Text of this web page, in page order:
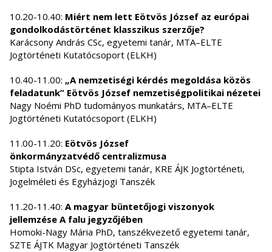
10.20-10.40: Miért nem lett Eötvös József az európai
gondolkodástörténet klasszikus szerzője?
Karácsony András CSc, egyetemi tanár, MTA–ELTE
Jogtörténeti Kutatócsoport (ELKH)
10.40-11.00: „A nemzetiségi kérdés megoldása közös
feladatunk” Eötvös József nemzetiségpolitikai nézetei
Nagy Noémi PhD tudományos munkatárs, MTA–ELTE
Jogtörténeti Kutatócsoport (ELKH)
11.00-11.20: Eötvös József
önkormányzatvédő centralizmusa
Stipta István DSc, egyetemi tanár, KRE ÁJK Jogtörténeti,
Jogelméleti és Egyházjogi Tanszék
11.20-11.40: A magyar büntetőjogi viszonyok
jellemzése A falu jegyzőjében
Homoki-Nagy Mária PhD, tanszékvezető egyetemi tanár,
SZTE ÁJTK Magyar Jogtörténeti Tanszék